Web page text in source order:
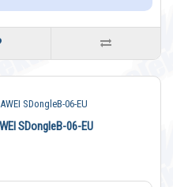
SDongleB-06-EU